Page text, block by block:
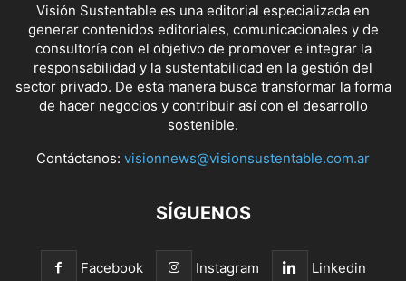
Visión Sustentable es una editorial especializada en
generar contenidos editoriales, comunicacionales y de
consultoría con el objetivo de promover e integrar la
responsabilidad y la sustentabilidad en la gestión del
sector privado. De esta manera busca transformar la forma
de hacer negocios y contribuir así con el desarrollo
sostenible.
Contáctanos: visionnews@visionsustentable.com.ar
SÍGUENOS
Facebook Instagram Linkedin